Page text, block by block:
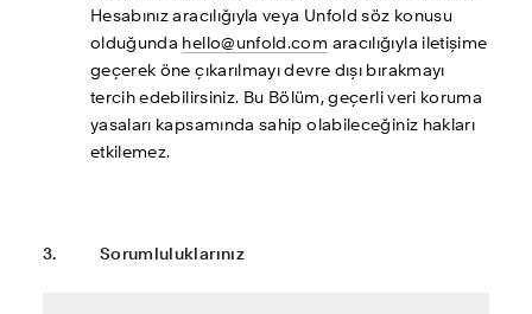
Hesabınız aracılığıyla veya Unfold söz konusu
olduğunda hello@unfold.com aracılığıyla iletişime
geçerek öne çıkarılmayı devre dışı bırakmayı
tercih edebilirsiniz. Bu Bölüm, geçerli veri koruma
yasaları kapsamında sahip olabileceğiniz hakları
etkilemez.
3.     	Sorumluluklarınız